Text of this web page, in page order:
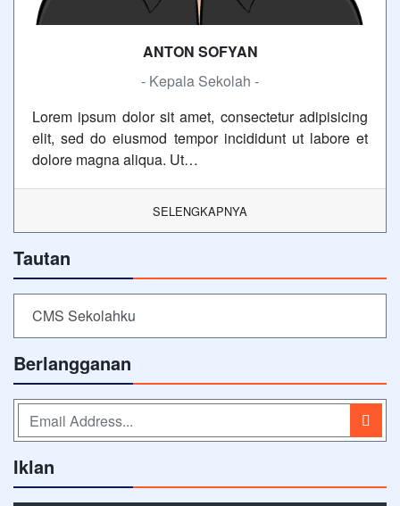
ANTON SOFYAN
- Kepala Sekolah -
Lorem ipsum dolor sit amet, consectetur adipisicing
elit, sed do eiusmod tempor incididunt ut labore et
dolore magna aliqua. Ut…
SELENGKAPNYA
Tautan
CMS Sekolahku
Berlangganan
Iklan